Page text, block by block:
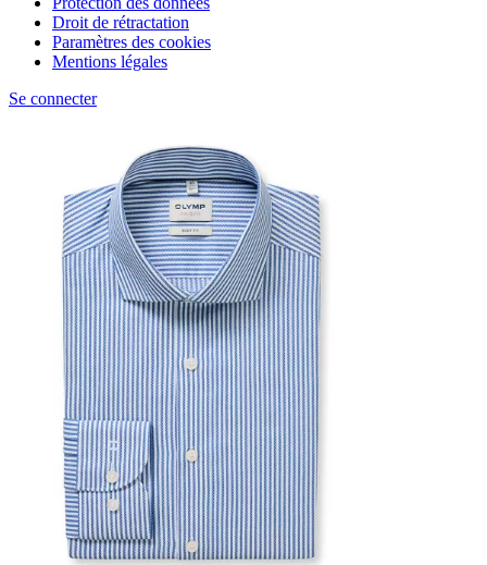
Droit de rétractation
Paramètres des cookies
Mentions légales
Se connecter